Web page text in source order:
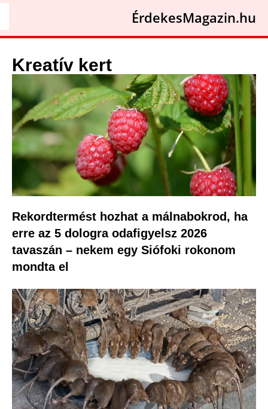
ÉrdekesMagazin.hu
Kreatív kert
Rekordtermést hozhat a málnabokrod, ha
erre az 5 dologra odafigyelsz 2026
tavaszán – nekem egy Siófoki rokonom
mondta el